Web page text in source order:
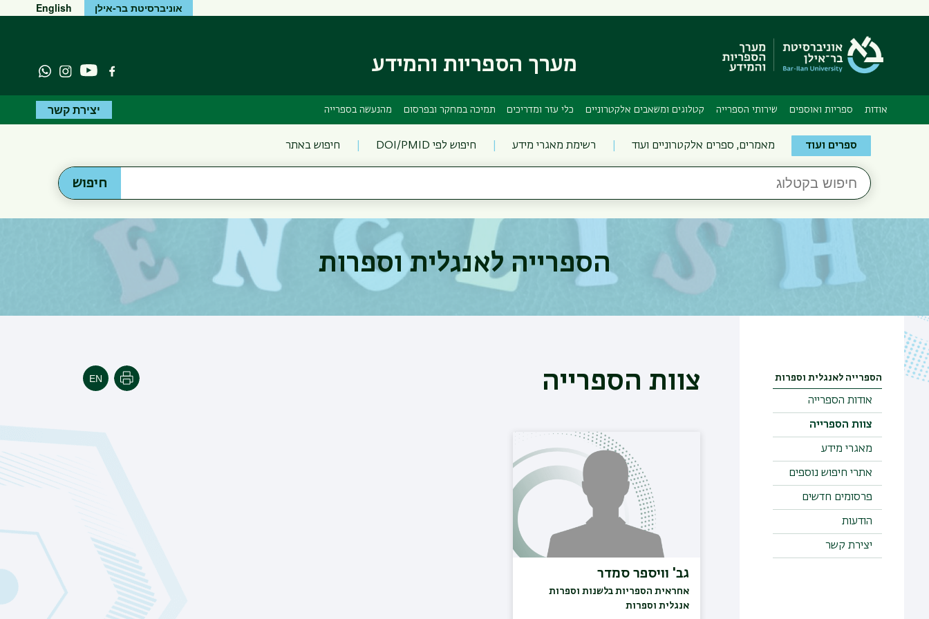
ראשי
אוניברסיטת בר-אילן English
מערך הספריות והמידע פייסבוקיוטיוב Instagram
אודות ספריות ואוספים שירותי הספרייה קטלוגים ומשאבים אלקטרוניים כלי עזר ומדריכים תמיכה במחקר ובפרסום מהנעשה בספרייה יצירת קשר
Search
the
Bar-
Ilan
Libraries
ספרים ועוד מאמרים, ספרים אלקטרוניים ועוד רשימת מאגרי מידע חיפוש לפי DOI/PMID חיפוש באתר
חיפוש
בקטלוג
חיפוש
הספרייה לאנגלית וספרות
הספרייה לאנגלית וספרות
אודות הספרייה
צוות הספרייה
מאגרי מידע
אתרי חיפוש נוספים
פרסומים חדשים
הודעות
יצירת קשר
צוות הספרייה הדפסה
גב' וויספר סמדר
אחראית הספריות בלשנות וספרות
אנגלית וספרות